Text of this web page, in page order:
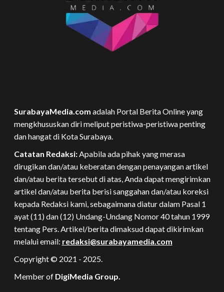
SurabayaMedia.com adalah Portal Berita Online yang
mengkhususkan diri meliput peristiwa-peristiwa penting
dan hangat di Kota Surabaya.
Catatan Redaksi:Apabila ada pihak yang merasa
dirugikan dan/atau keberatan dengan penayangan artikel
dan/atau berita tersebut di atas, Anda dapat mengirimkan
artikel dan/atau berita berisi sanggahan dan/atau koreksi
kepada Redaksi kami, sebagaimana diatur dalam Pasal 1
ayat (11) dan (12) Undang-Undang Nomor 40 tahun 1999
tentang Pers. Artikel/berita dimaksud dapat dikirimkan
melalui email: redaksi@surabayamedia.com
Copyright © 2021 - 2025.
Member of DigiMedia Group.